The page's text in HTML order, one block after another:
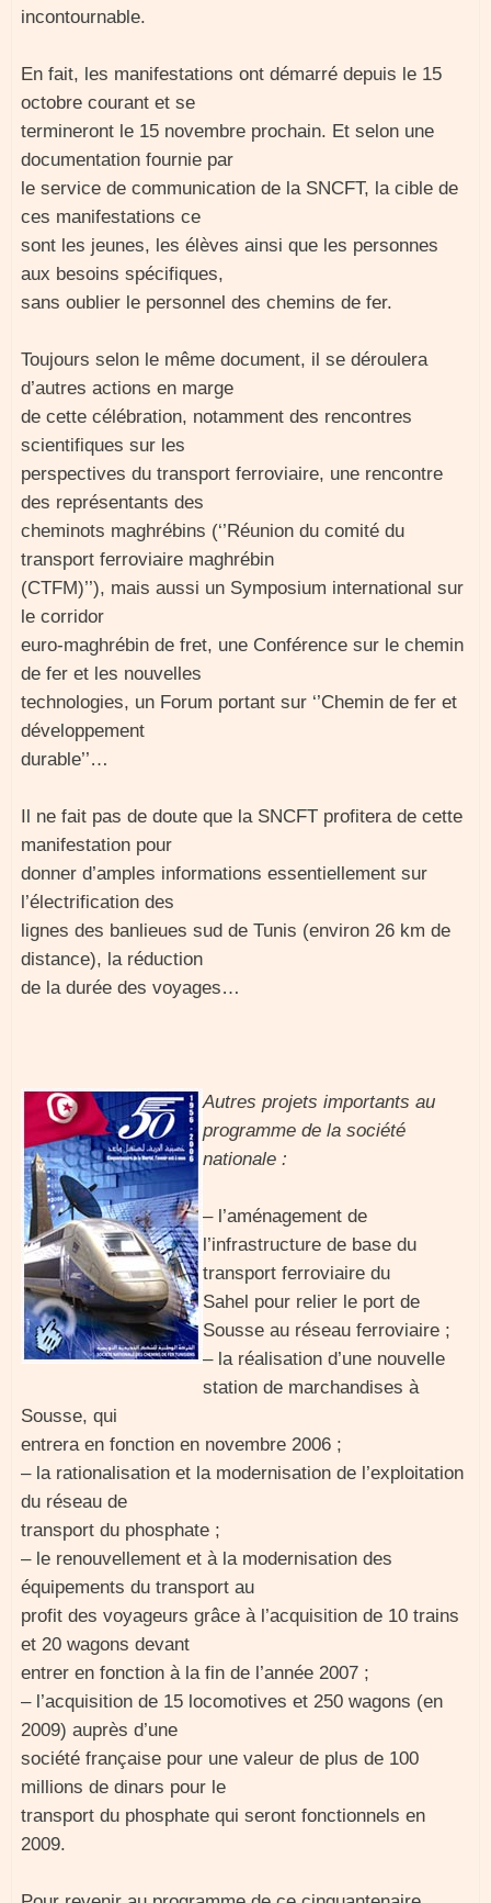
incontournable.
En fait, les manifestations ont démarré depuis le 15
octobre courant et se
termineront le 15 novembre prochain. Et selon une
documentation fournie par
le service de communication de la SNCFT, la cible de
ces manifestations ce
sont les jeunes, les élèves ainsi que les personnes
aux besoins spécifiques,
sans oublier le personnel des chemins de fer.
Toujours selon le même document, il se déroulera
d’autres actions en marge
de cette célébration, notamment des rencontres
scientifiques sur les
perspectives du transport ferroviaire, une rencontre
des représentants des
cheminots maghrébins (‘’Réunion du comité du
transport ferroviaire maghrébin
(CTFM)’’), mais aussi un Symposium international sur
le corridor
euro-maghrébin de fret, une Conférence sur le chemin
de fer et les nouvelles
technologies, un Forum portant sur ‘’Chemin de fer et
développement
durable’’…
Il ne fait pas de doute que la SNCFT profitera de cette
manifestation pour
donner d’amples informations essentiellement sur
l’électrification des
lignes des banlieues sud de Tunis (environ 26 km de
distance), la réduction
de la durée des voyages…
Autres projets importants au
programme de la société
nationale :
– l’aménagement de
l’infrastructure de base du
transport ferroviaire du
Sahel pour relier le port de
Sousse au réseau ferroviaire ;
– la réalisation d’une nouvelle
station de marchandises à
Sousse, qui
entrera en fonction en novembre 2006 ;
– la rationalisation et la modernisation de l’exploitation
du réseau de
transport du phosphate ;
– le renouvellement et à la modernisation des
équipements du transport au
profit des voyageurs grâce à l’acquisition de 10 trains
et 20 wagons devant
entrer en fonction à la fin de l’année 2007 ;
– l’acquisition de 15 locomotives et 250 wagons (en
2009) auprès d’une
société française pour une valeur de plus de 100
millions de dinars pour le
transport du phosphate qui seront fonctionnels en
2009.